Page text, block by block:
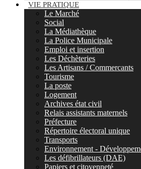
VIE PRATIQUE
Le Marché
Social
La Médiathèque
La Police Municipale
Emploi et insertion
Les Déchèteries
Les Artisans / Commercants
Tourisme
La poste
Logement
Archives état civil
Relais assistants maternels
Préfecture
Répertoire électoral unique
Transports
Environnement -
Les défibrillateurs (DAE)
Papiers et citoyenneté